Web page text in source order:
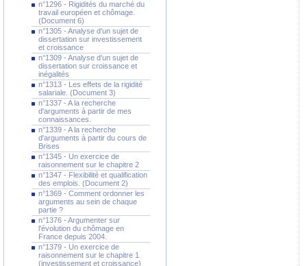
n°1296 - Rigidités du marché du
travail européen et chômage.
(Document 6)
n°1305 - Analyse d'un sujet de
dissertation sur investissement
et croissance
n°1309 - Analyse d'un sujet de
dissertation sur croissance et
inégalités
n°1313 - Les effets de la rigidité
salariale. (Document 3)
n°1337 - A la recherche
d'arguments à partir de mes
connaissances.
n°1339 - A la recherche
d'arguments à partir du cours de
Brises
n°1345 - Un exercice de
raisonnement sur le chapitre 2
n°1347 - Flexibilité et qualification
des emplois. (Document 2)
n°1369 - Comment ordonner les
arguments au sein de chaque
partie ?
n°1376 - Argumenter sur
l'évolution du chômage en
France depuis 2004.
n°1379 - Un exercice de
raisonnement sur le chapitre 1
(investissement et croissance)